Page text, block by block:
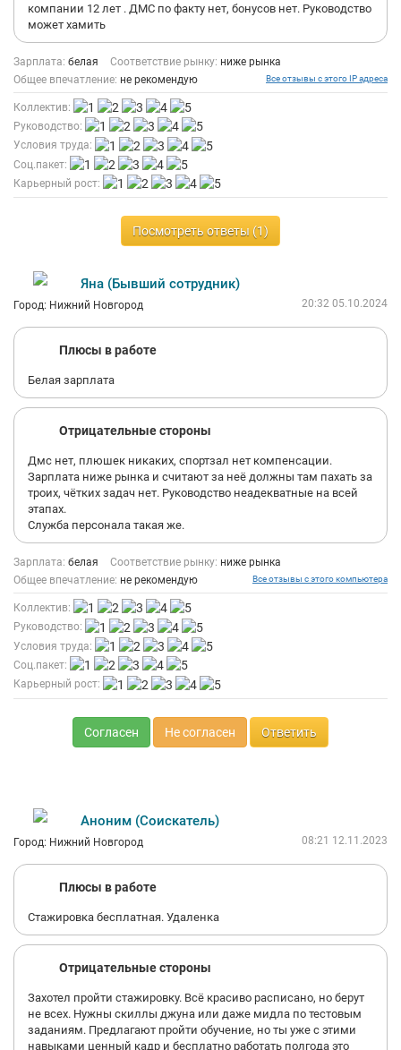
компании 12 лет . ДМС по факту нет, бонусов нет. Руководство
может хамить
Зарплата: белая Соответствие рынку: ниже рынка
Общее впечатление: не рекомендую Все отзывы с этого IP адреса
Коллектив:
Руководство:
Условия труда:
Соц.пакет:
Карьерный рост:
Посмотреть ответы (1)
Яна (Бывший сотрудник)
Город: Нижний Новгород 20:32 05.10.2024
Плюсы в работе
Белая зарплата
Отрицательные стороны
Дмс нет, плюшек никаких, спортзал нет компенсации.
Зарплата ниже рынка и считают за неё должны там пахать за
троих, чётких задач нет. Руководство неадекватные на всей
этапах.
Служба персонала такая же.
Зарплата: белая Соответствие рынку: ниже рынка
Общее впечатление: не рекомендую Все отзывы с этого компьютера
Коллектив:
Руководство:
Условия труда:
Соц.пакет:
Карьерный рост:
Согласен Не согласен Ответить
Аноним (Соискатель)
Город: Нижний Новгород 08:21 12.11.2023
Плюсы в работе
Стажировка бесплатная. Удаленка
Отрицательные стороны
Захотел пройти стажировку. Всё красиво расписано, но берут
не всех. Нужны скиллы джуна или даже мидла по тестовым
заданиям. Предлагают пройти обучение, но ты уже с этими
навыками ценный кадр и бесплатно работать полгода это